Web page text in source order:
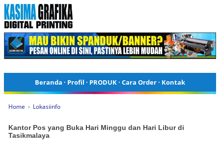
Beranda · Profil · PRODUK· Cara Order· Kontak
Home › Lokasiinfo
Kantor Pos yang Buka Hari Minggu dan Hari Libur di
Tasikmalaya